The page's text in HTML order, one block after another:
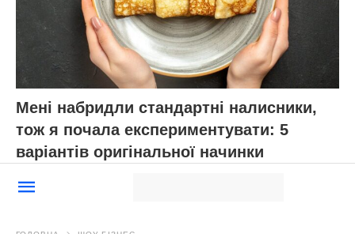
Мені набридли стандартні налисники,
тож я почала експериментувати: 5
варіантів оригінальної начинки